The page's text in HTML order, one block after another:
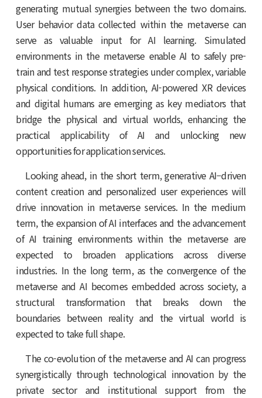
generating mutual synergies between the two domains.
User behavior data collected within the metaverse can
serve as valuable input for AI learning. Simulated
environments in the metaverse enable AI to safely pre-
train and test response strategies under complex, variable
physical conditions. In addition, AI-powered XR devices
and digital humans are emerging as key mediators that
bridge the physical and virtual worlds, enhancing the
practical applicability of AI and unlocking new
opportunities for application services.
Looking ahead, in the short term, generative AI–driven
content creation and personalized user experiences will
drive innovation in metaverse services. In the medium
term, the expansion of AI interfaces and the advancement
of AI training environments within the metaverse are
expected to broaden applications across diverse
industries. In the long term, as the convergence of the
metaverse and AI becomes embedded across society, a
structural transformation that breaks down the
boundaries between reality and the virtual world is
expected to take full shape.
The co-evolution of the metaverse and AI can progress
synergistically through technological innovation by the
private sector and institutional support from the